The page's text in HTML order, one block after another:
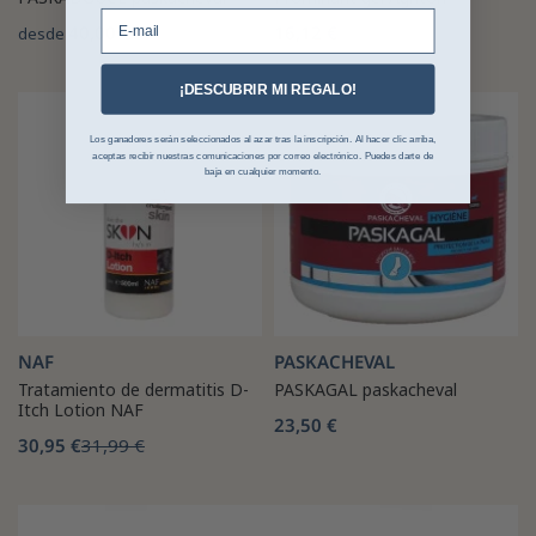
desde 40,00 €
-3%
NAF
Tratamiento de dermatitis D-
Itch Lotion NAF
30,95 €31,99 €
PASKACHEVAL
PASKAGAL paskacheval
23,50 €
E-mail
¡DESCUBRIR MI REGALO!
Los ganadores serán seleccionados al azar tras la inscripción. Al hacer clic arriba,
aceptas recibir nuestras comunicaciones por correo electrónico. Puedes darte de
baja en cualquier momento.